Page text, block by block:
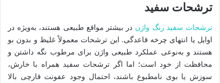
ترشحات سفید
ترشحات سفید رنگ واژن در بیشتر مواقع طبیعی هستند، به‌ویژه در
اوایل یا انتهای چرخه قاعدگی. این ترشحات معمولاً غلیظ و بدون بو
هستند و به‌نوعی عملکرد طبیعی واژن برای مرطوب نگه داشتن و
محافظت از خود است؛ اما اگر ترشحات سفید همراه با خارش،
سوزش یا بوی نامطبوع باشند، احتمال وجود عفونت قارچی بالا